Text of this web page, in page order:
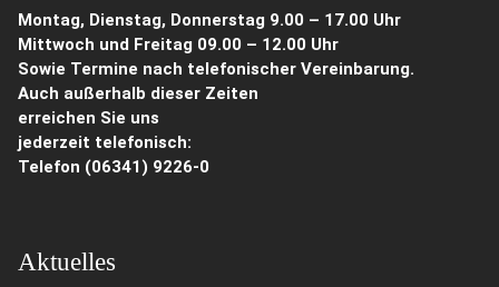
Montag, Dienstag, Donnerstag 9.00 – 17.00 Uhr
Mittwoch und Freitag 09.00 – 12.00 Uhr
Sowie Termine nach telefonischer Vereinbarung.
Auch außerhalb dieser Zeiten
erreichen Sie uns
jederzeit telefonisch:
Telefon (06341) 9226-0
Aktuelles